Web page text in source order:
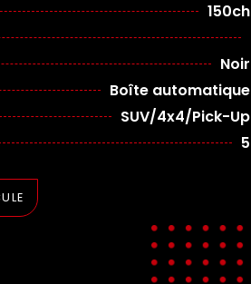
150ch
Noir
Boîte automatique
SUV/4x4/Pick-Up
5